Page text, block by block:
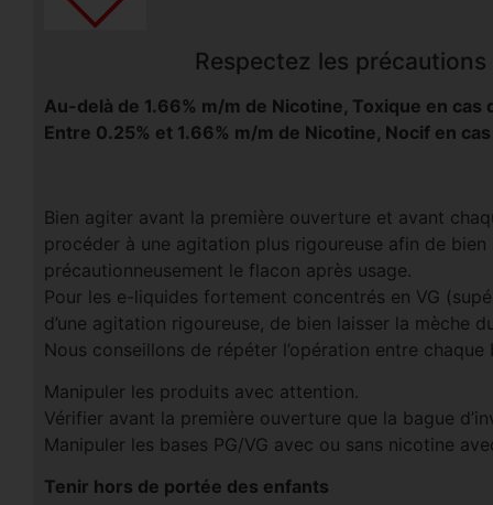
Respectez les
Au-delà de 1.66% m/m de Nicotine, Toxique en cas
Entre 0.25% et 1.66% m/m de Nicotine, Nocif en
Bien agiter avant la première ouverture et avant
procéder à une agitation plus rigoureuse afin de bien
précautionneusement le flacon après usage.
Pour les e-liquides fortement concentrés en VG
d’une agitation rigoureuse, de bien laisser la mèche
Nous conseillons de répéter l’opération entre
Manipuler les produits avec attention.
Vérifier avant la première ouverture que la bague
Manipuler les bases PG/VG avec ou sans nicotine
Tenir hors de portée des enfants